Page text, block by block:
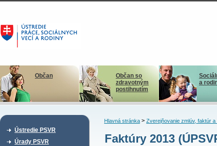
Občan
Občan so
zdravotným
postihnutím
a
Ústredie PSVR
Úrady PSVR
Hlavná stránka> Zverejňovanie zmlúv, faktúr a
Faktúry 2013